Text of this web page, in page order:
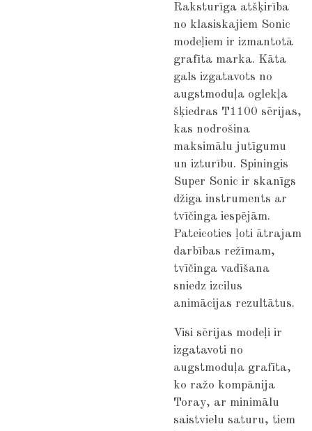
Raksturīga atšķirība
no klasiskajiem Sonic
modeļiem ir izmantotā
grafīta marka. Kāta
gals izgatavots no
augstmoduļa oglekļa
šķiedras T1100 sērijas,
kas nodrošina
maksimālu jutīgumu
un izturību. Spiningis
Super Sonic ir skanīgs
džiga instruments ar
tvīčinga iespējām.
Pateicoties ļoti ātrajam
darbības režīmam,
tvīčinga vadīšana
sniedz izcilus
animācijas rezultātus.
Visi sērijas modeļi ir
izgatavoti no
augstmoduļa grafīta,
ko ražo kompānija
Toray, ar minimālu
saistvielu saturu, tiem